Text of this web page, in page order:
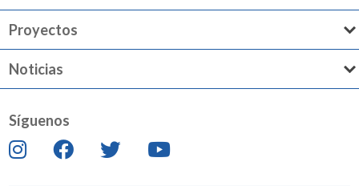
Proyectos
Noticias
Síguenos